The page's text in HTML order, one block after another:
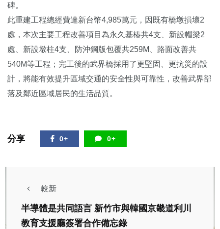
碑。
此重建工程總經費達新台幣4,985萬元，因既有橋墩損壞2
處，本次主要工程改善項目為永久基椿共4支、新設帽梁2
處、新設墩柱4支、防沖鋼版包覆共259M、路面改善共
540M等工程；完工後的武界橋採用了更堅固、更抗災的設
計，將能有效提升區域交通的安全性與可靠性，改善武界部
落及鄰近區域居民的生活品質。
分享 0+ 0+
較新
半導體是共同語言 新竹市與韓國京畿道利川
教育支援廳簽署合作備忘錄